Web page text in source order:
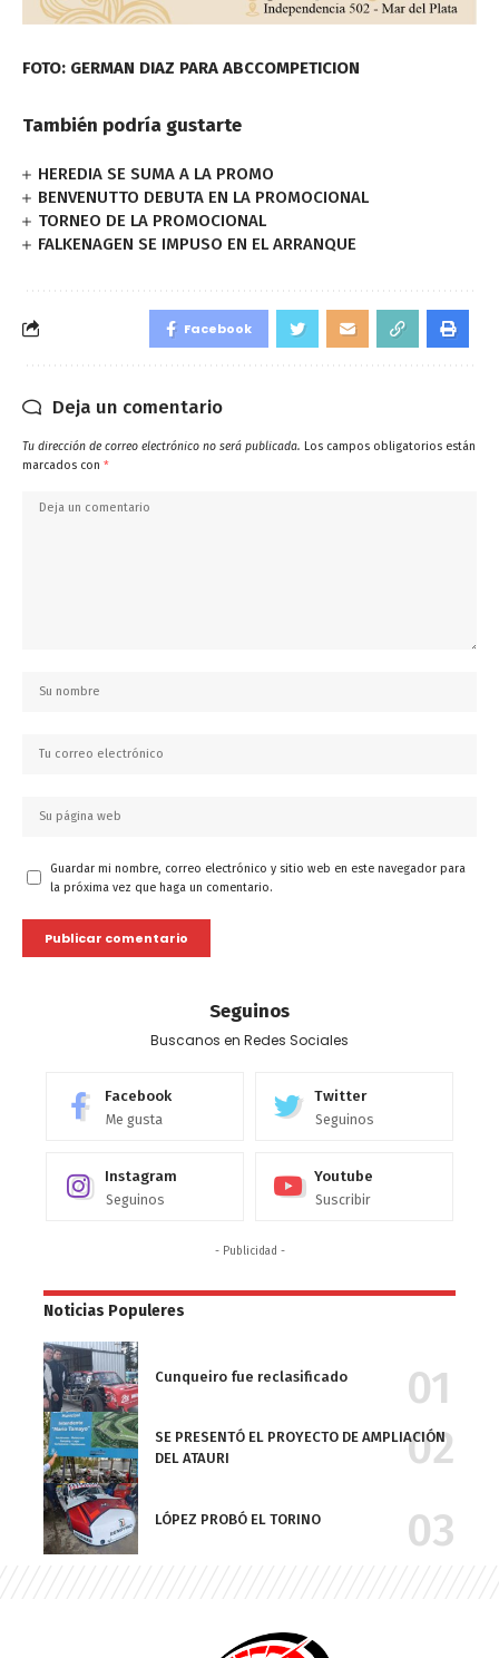
FOTO: GERMAN DIAZ PARA ABCCOMPETICION
También podría gustarte
HEREDIA SE SUMA A LA PROMO
BENVENUTTO DEBUTA EN LA PROMOCIONAL
TORNEO DE LA PROMOCIONAL
FALKENAGEN SE IMPUSO EN EL ARRANQUE
Facebook
Deja un comentario
Tu dirección de correo electrónico no será publicada. Los campos obligatorios están
marcados con *
Guardar mi nombre, correo electrónico y sitio web en este navegador para
la próxima vez que haga un comentario.
Seguinos
Buscanos en Redes Sociales
Facebook
Me gusta
Twitter
Seguinos
Instagram
Seguinos
Youtube
Suscribir
- Publicidad -
Noticias Populeres
Cunqueiro fue reclasificado
SE PRESENTÓ EL PROYECTO DE AMPLIACIÓN
DEL ATAURI
LÓPEZ PROBÓ EL TORINO